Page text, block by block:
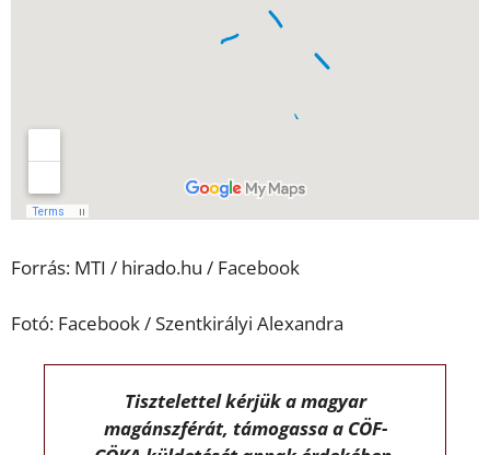
Forrás: MTI / hirado.hu / Facebook
Fotó: Facebook / Szentkirályi Alexandra
Tisztelettel kérjük a magyar
magánszférát, támogassa a CÖF-